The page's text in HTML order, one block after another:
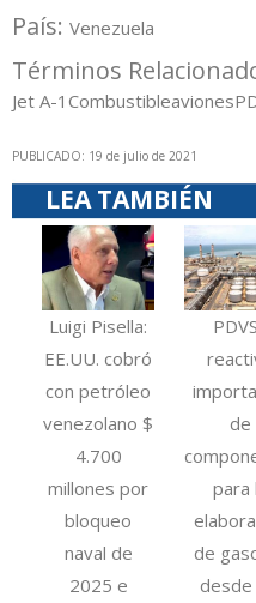
País: Venezuela
Términos
Jet A-1 Combustibleaviones
PUBLICADO: 19 de julio de 2021
LEA TAMBIÉN
Luigi Pisella:
EE.UU. cobró
con petróleo
venezolano $
4.700
millones por
bloqueo
naval de
2025 e
de
para
de
desde